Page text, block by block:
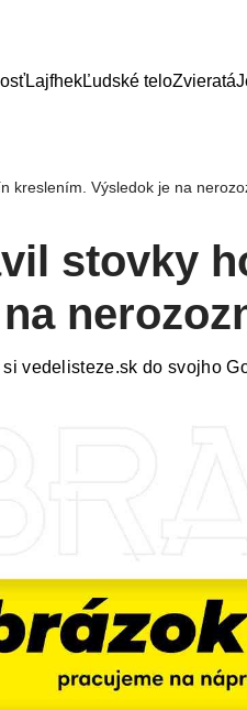
LajfhekĽudské teloZvieratá
kreslením. Výsledok je na
stovky
si vedelisteze.sk do svojho